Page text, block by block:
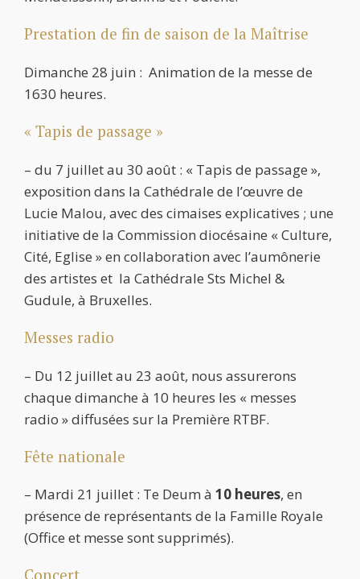
Prestation de fin de saison de la Maîtrise
Dimanche 28 juin : Animation de la messe de
1630 heures.
« Tapis de passage »
– du 7 juillet au 30 août : « Tapis de passage »,
exposition dans la Cathédrale de l’œuvre de
Lucie Malou, avec des cimaises explicatives ; une
initiative de la Commission diocésaine « Culture,
Cité, Eglise » en collaboration avec l’aumônerie
des artistes et la Cathédrale Sts Michel &
Gudule, à Bruxelles.
Messes radio
– Du 12 juillet au 23 août, nous assurerons
chaque dimanche à 10 heures les « messes
radio » diffusées sur la Première RTBF.
Fête nationale
– Mardi 21 juillet : Te Deum à 10 heures, en
présence de représentants de la Famille Royale
(Office et messe sont supprimés).
Concert